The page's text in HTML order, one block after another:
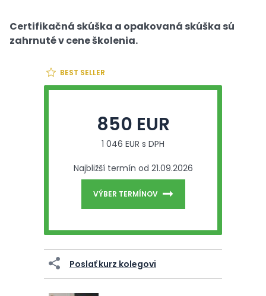
Certifikačná skúška a opakovaná skúška sú
zahrnuté v cene školenia.
BEST SELLER
850 EUR
1 046 EUR s DPH
Najbližší termín od 21.09.2026
VÝBER TERMÍNOV
Poslať kurz kolegovi